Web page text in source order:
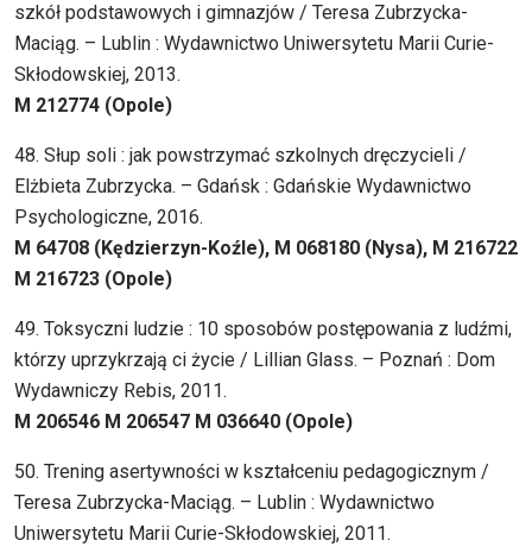
szkół podstawowych i gimnazjów / Teresa Zubrzycka-
Maciąg. – Lublin : Wydawnictwo Uniwersytetu Marii Curie-
Skłodowskiej, 2013.
M 212774 (Opole)
48. Słup soli : jak powstrzymać szkolnych dręczycieli /
Elżbieta Zubrzycka. – Gdańsk : Gdańskie Wydawnictwo
Psychologiczne, 2016.
M 64708 (Kędzierzyn-Koźle), M 068180 (Nysa), M 216722
M 216723 (Opole)
49. Toksyczni ludzie : 10 sposobów postępowania z ludźmi,
którzy uprzykrzają ci życie / Lillian Glass. – Poznań : Dom
Wydawniczy Rebis, 2011.
M 206546 M 206547 M 036640 (Opole)
50. Trening asertywności w kształceniu pedagogicznym /
Teresa Zubrzycka-Maciąg. – Lublin : Wydawnictwo
Uniwersytetu Marii Curie-Skłodowskiej, 2011.